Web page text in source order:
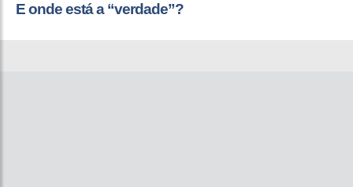
E onde está a “verdade”?